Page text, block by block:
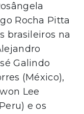
Rocha Pitta
brasileiros na
Galindo
(México),
Lee
e os